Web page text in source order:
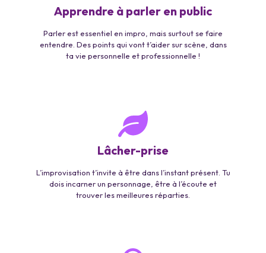
Apprendre à parler en public
Parler est essentiel en impro, mais surtout se faire
entendre. Des points qui vont t’aider sur scène, dans
ta vie personnelle et professionnelle !
Lâcher-prise
L’improvisation t’invite à être dans l’instant présent. Tu
dois incarner un personnage, être à l’écoute et
trouver les meilleures réparties.